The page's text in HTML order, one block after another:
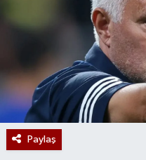
Paylaş